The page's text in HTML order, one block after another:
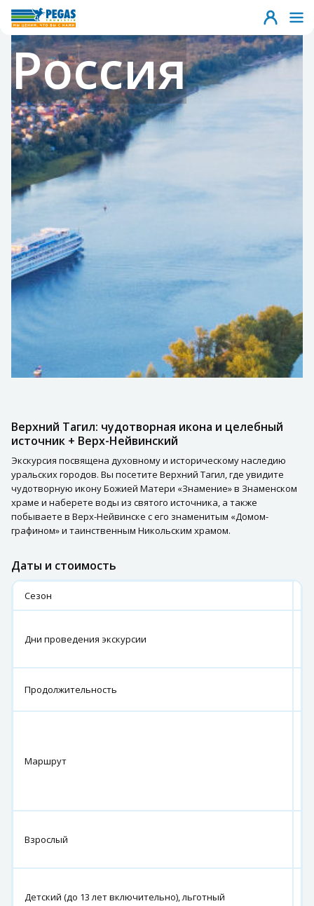
Россия
Верхний Тагил: чудотворная икона и целебный
источник + Верх-Нейвинский
Экскурсия посвящена духовному и историческому наследию
уральских городов. Вы посетите Верхний Тагил, где увидите
чудотворную икону Божией Матери «Знамение» в Знаменском
храме и наберете воды из святого источника, а также
побываете в Верх-Нейвинске с его знаменитым «Домом-
графином» и таинственным Никольским храмом.
Даты и стоимость
Сезон
Дни проведения экскурсии
Продолжительность
Маршрут
Взрослый
Детский (до 13 лет включительно), льготный